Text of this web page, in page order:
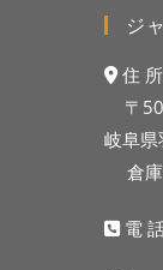
ジ
住
〒
岐阜
倉
電